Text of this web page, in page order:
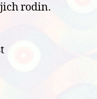
rodin.